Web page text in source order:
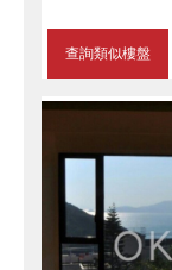
查詢類似樓盤